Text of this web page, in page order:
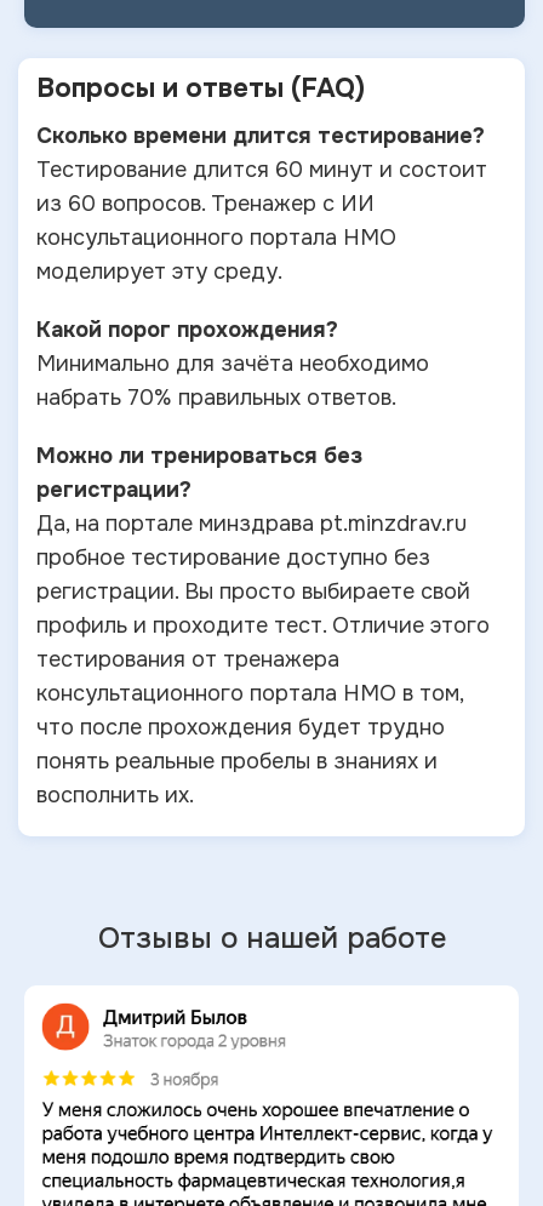
Вопросы и ответы (FAQ)
Cколько времени длится тестирование?
Тестирование длится 60 минут и состоит
из 60 вопросов. Тренажер с ИИ
консультационного портала НМО
моделирует эту среду.
Какой порог прохождения?
Минимально для зачёта необходимо
набрать 70% правильных ответов.
Можно ли тренироваться без
регистрации?
Да, на портале минздрава pt.minzdrav.ru
пробное тестирование доступно без
регистрации. Вы просто выбираете свой
профиль и проходите тест. Отличие этого
тестирования от тренажера
консультационного портала НМО в том,
что после прохождения будет трудно
понять реальные пробелы в знаниях и
восполнить их.
Отзывы о нашей работе